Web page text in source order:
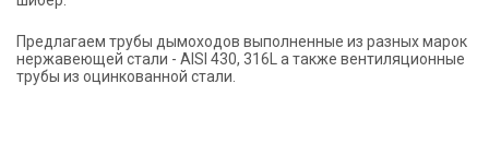
Предлагаем трубы дымоходов выполненные из разных марок
нержавеющей стали - AISI 430, 316L а также вентиляционные
трубы из оцинкованной стали.